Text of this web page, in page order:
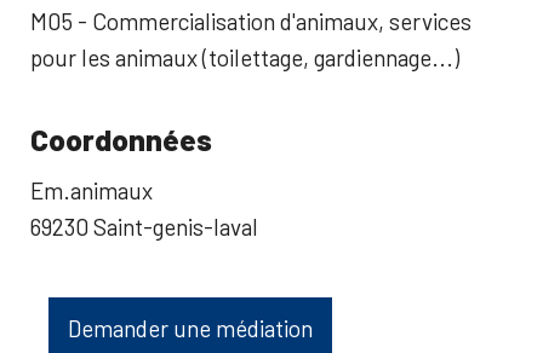
M05 - Commercialisation d'animaux, services
pour les animaux (toilettage, gardiennage...)
Coordonnées
Em.animaux
69230 Saint-genis-laval
Demander une médiation